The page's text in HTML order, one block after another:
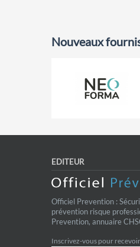
Nouveaux
EDITEUR
Officiel Prevention :
prévention risque
Prevention, annuaire
Inscrivez-vous pour